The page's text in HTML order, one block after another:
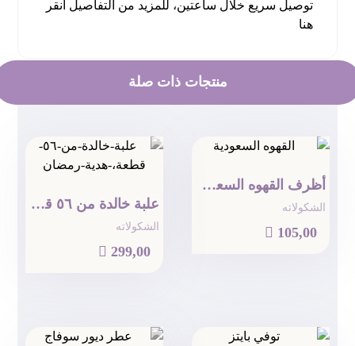
توصيل سريع خلال ساعتين، للمزيد من التفاصيل انقر
هنا
منتجات ذات صلة
أظرف القهوه السعودية
الشكولاته
 105,00
علبة خالدة من ٥٦ قطعة
الشكولاته
 299,00